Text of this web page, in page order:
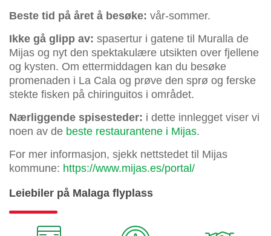
Beste tid på året å besøke: vår-sommer.
Ikke gå glipp av: spasertur i gatene til Muralla de
Mijas og nyt den spektakulære utsikten over fjellene
og kysten. Om ettermiddagen kan du besøke
promenaden i La Cala og prøve den sprø og ferske
stekte fisken på chiringuitos i området.
Nærliggende spisesteder: i dette innlegget viser vi
noen av de beste restaurantene i Mijas.
For mer informasjon, sjekk nettstedet til Mijas
kommune: https://www.mijas.es/portal/
Leiebiler på Malaga flyplass